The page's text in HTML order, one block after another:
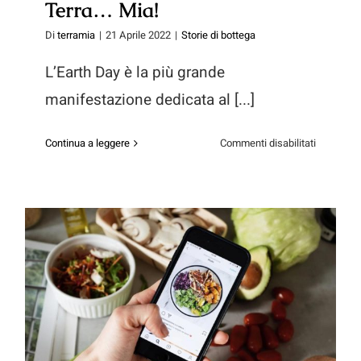
Terra… Mia!
Diterramia | 21 Aprile 2022 | Storie di bottega
L’Earth Day è la più grande
manifestazione dedicata al [...]
Continua a leggere Commenti disabilitatisu
della
Terra…
Mia!
Eco-ispirazioni (parte 2: cucina e
gestione domestica)